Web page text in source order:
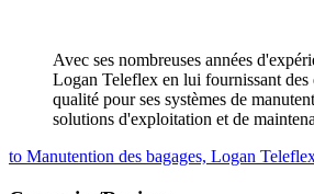
Avec ses nombreuses années
Logan Teleflex en lui fournissant des
qualité pour ses systèmes de
solutions d'exploitation et de
to Manutention des bagages, Logan